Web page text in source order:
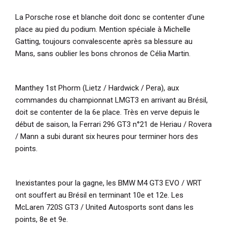
La Porsche rose et blanche doit donc se contenter d'une
place au pied du podium. Mention spéciale à Michelle
Gatting, toujours convalescente après sa blessure au
Mans, sans oublier les bons chronos de Célia Martin.
Manthey 1st Phorm (Lietz / Hardwick / Pera), aux
commandes du championnat LMGT3 en arrivant au Brésil,
doit se contenter de la 6e place. Très en verve depuis le
début de saison, la Ferrari 296 GT3 n°21 de Heriau / Rovera
/ Mann a subi durant six heures pour terminer hors des
points.
Inexistantes pour la gagne, les BMW M4 GT3 EVO / WRT
ont souffert au Brésil en terminant 10e et 12e. Les
McLaren 720S GT3 / United Autosports sont dans les
points, 8e et 9e.